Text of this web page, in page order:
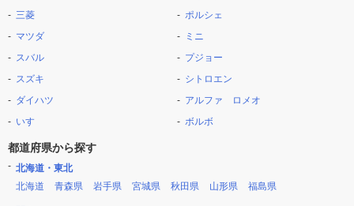
三菱
マツダ
スバル
スズキ
ダイハツ
いすゞ
ポルシェ
ミニ
プジョー
シトロエン
アルファ ロメオ
ボルボ
都道府県から探す
北海道・東北
北海道
青森県 岩手県 宮城県 秋田県 山形県 福島県